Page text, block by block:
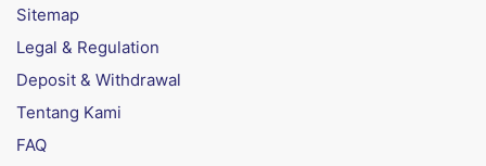
Sitemap
Legal & Regulation
Deposit & Withdrawal
Tentang Kami
FAQ